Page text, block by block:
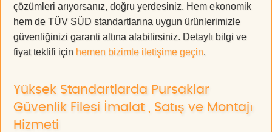
çözümleri arıyorsanız, doğru yerdesiniz. Hem ekonomik
hem de TÜV SÜD standartlarına uygun ürünlerimizle
güvenliğinizi garanti altına alabilirsiniz. Detaylı bilgi ve
fiyat teklifi için hemen bizimle iletişime geçin.
Yüksek Standartlarda Pursaklar
Güvenlik Filesi İmalat , Satış ve Montajı
Hizmeti